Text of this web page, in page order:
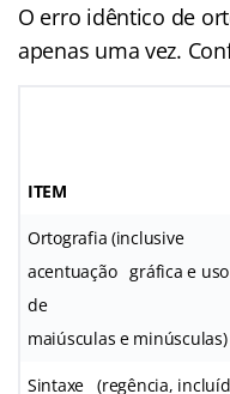
O erro idêntico de
apenas uma vez.
ITEM
Ortografia (inclusive
acentuação gráfica e
de
maiúsculas e minúsculas)
Sintaxe (regência,